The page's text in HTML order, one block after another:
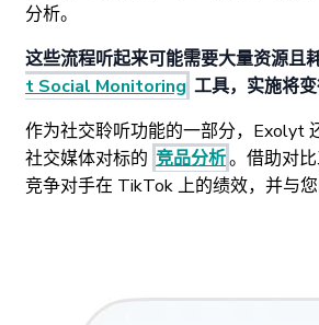
分析。
这些流程听起来可能需要大量资源且
t Social Monitoring 工具，实施将变
作为社交聆听功能的一部分，Exolyt
社交媒体对标的 竞品分析。借助对
竞争对手在 TikTok 上的绩效，并与您